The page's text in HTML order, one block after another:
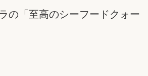
の「至高のシーフードクォー